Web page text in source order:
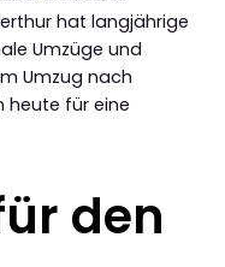
hat langjährige
Umzüge und
Umzug nach
heute für eine
den